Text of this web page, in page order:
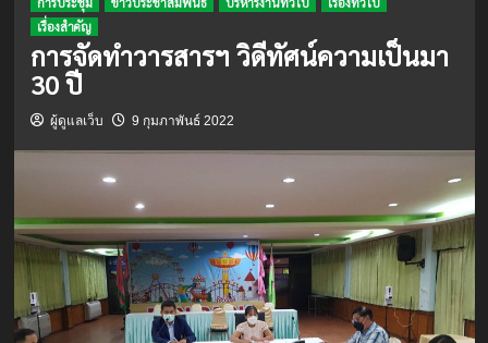
เรื่องสำคัญ
การจัดทำวารสารฯ วิดีทัศน์ความเป็นมา
30 ปี
ผู้ดูแลเว็บ 9 กุมภาพันธ์ 2022